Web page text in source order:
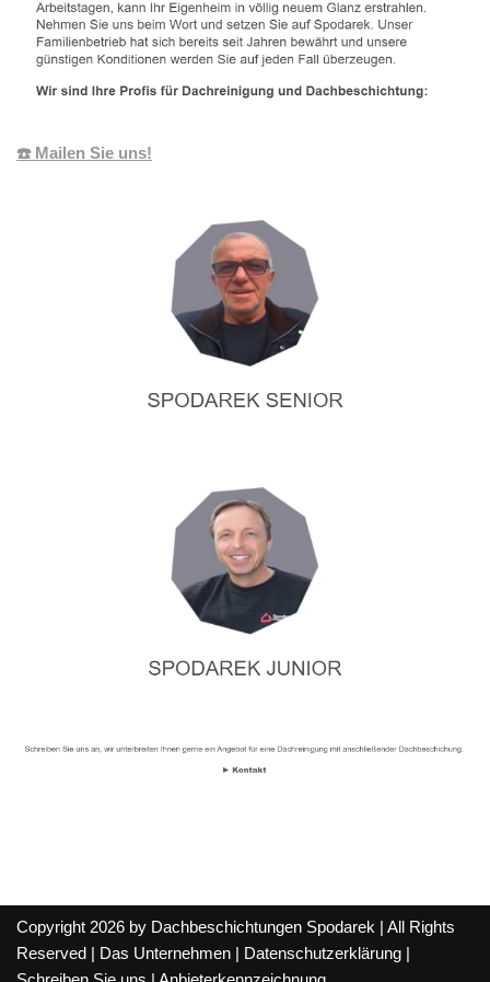
☎️ Mailen Sie uns!
Copyright 2026 by Dachbeschichtungen Spodarek | All Rights
Reserved |
Das Unternehmen Datenschutzerklärung